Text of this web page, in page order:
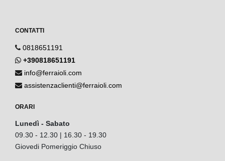
CONTATTI
0818651191
+390818651191
info@ferraioli.com
assistenzaclienti@ferraioli.com
ORARI
Lunedì - Sabato
09.30 - 12.30 | 16.30 - 19.30
Giovedi Pomeriggio Chiuso